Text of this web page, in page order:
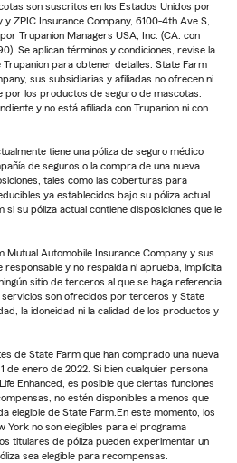
son suscritos en los Estados Unidos por
ZPIC Insurance Company, 6100-4th Ave S,
Trupanion Managers USA, Inc. (CA: con
Se aplican términos y condiciones, revise la
Trupanion para obtener detalles. State Farm
sus subsidiarias y afiliadas no ofrecen ni
por los productos de seguro de mascotas.
y no está afiliada con Trupanion ni con
tiene una póliza de seguro médico
de seguros o la compra de una nueva
tales como las coberturas para
ya establecidos bajo su póliza actual.
si su póliza actual contiene disposiciones que le
Mutual Automobile Insurance Company y sus
responsable y no respalda ni aprueba, implícita
sitio de terceros al que se haga referencia
son ofrecidos por terceros y State
la idoneidad ni la calidad de los productos y
de State Farm que han comprado una nueva
de enero de 2022. Si bien cualquier persona
Enhanced, es posible que ciertas funciones
no estén disponibles a menos que
elegible de State Farm.En este momento, los
York no son elegibles para el programa
titulares de póliza pueden experimentar un
sea elegible para recompensas.